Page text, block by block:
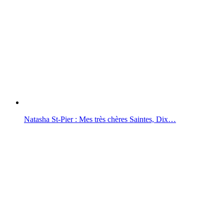
Natasha St-Pier : Mes très chères Saintes, Dix…